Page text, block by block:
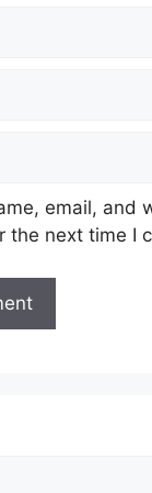
email, and
the next time I